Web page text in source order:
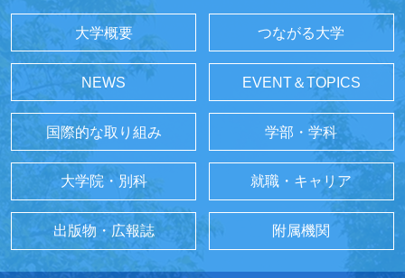
大学概要 つながる大学
NEWS EVENT＆TOPICS
国際的な取り組み 学部・学科
大学院・別科 就職・キャリア
出版物・広報誌 附属機関